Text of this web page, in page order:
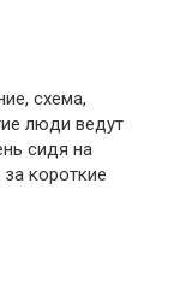
схема,
люди ведут
сидя на
короткие